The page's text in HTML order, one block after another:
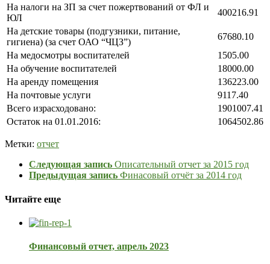
На налоги на ЗП за счет пожертвований от ФЛ и
ЮЛ
400216.91
На детские товары (подгузники, питание,
гигиена) (за счет ОАО “ЧЦЗ”)
67680.10
На медосмотры воспитателей
1505.00
На обучение воспитателей
18000.00
На аренду помещения
136223.00
На почтовые услуги
9117.40
Всего израсходовано:
1901007.41
Остаток на 01.01.2016:
1064502.86
Метки: отчет
Следующая запись Описательный отчет за 2015 год
Предыдущая запись Финасовый отчёт за 2014 год
Читайте еще
Финансовый отчет, апрель 2023